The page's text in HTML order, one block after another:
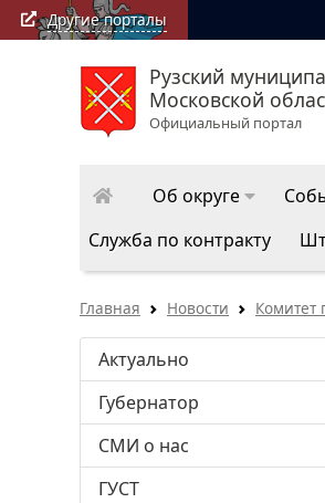
Другие порталы
Рузский
Московской
Официальный портал
Об округе
Служба по контракту
Главная Новости Комитет
Актуально
Губернатор
СМИ о нас
ГУСТ